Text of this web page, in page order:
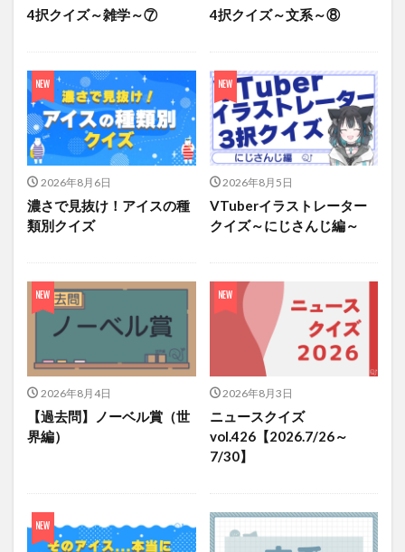
4択クイズ～雑学～⑦ 4択クイズ～文系～⑧
2026年8月6日
濃さで見抜け！アイスの種
類別クイズ
2026年8月5日
VTuberイラストレーター
クイズ～にじさんじ編～
2026年8月4日
【過去問】ノーベル賞（世
界編）
2026年8月3日
ニュースクイズ
vol.426【2026.7/26～
7/30】